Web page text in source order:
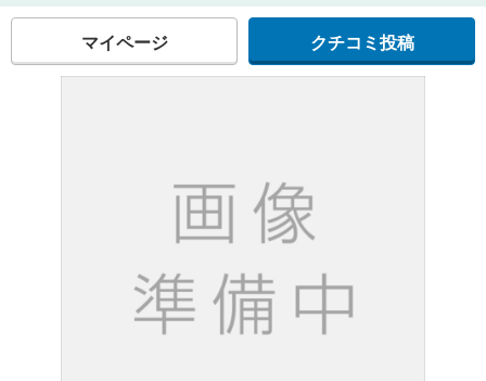
マイページ クチコミ投稿